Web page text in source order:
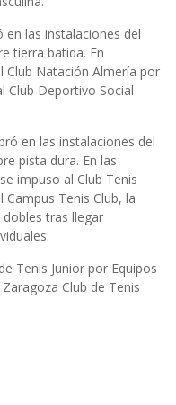
las instalaciones del
tierra batida. En
Club Natación Almería por
Club Deportivo Social
en las instalaciones del
pista dura. En las
impuso al Club Tenis
Tenis Club, la
tras llegar
Tenis Junior por Equipos
Club de Tenis